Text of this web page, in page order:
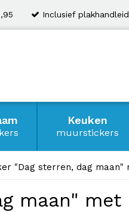
Inclusief
Keuken
muurstickers
"Dag sterren, dag maan"
maan" met